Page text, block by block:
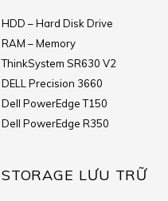
HDD – Hard Disk Drive
RAM – Memory
ThinkSystem SR630 V2
DELL Precision 3660
Dell PowerEdge T150
Dell PowerEdge R350
STORAGE LƯU TRỮ